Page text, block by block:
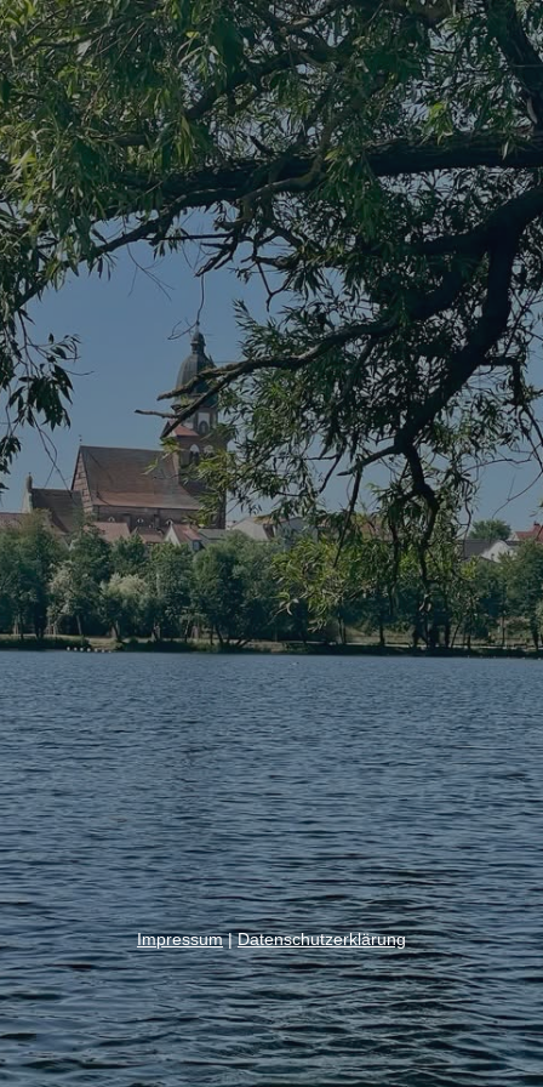
Impressum|Datenschutzerklärung